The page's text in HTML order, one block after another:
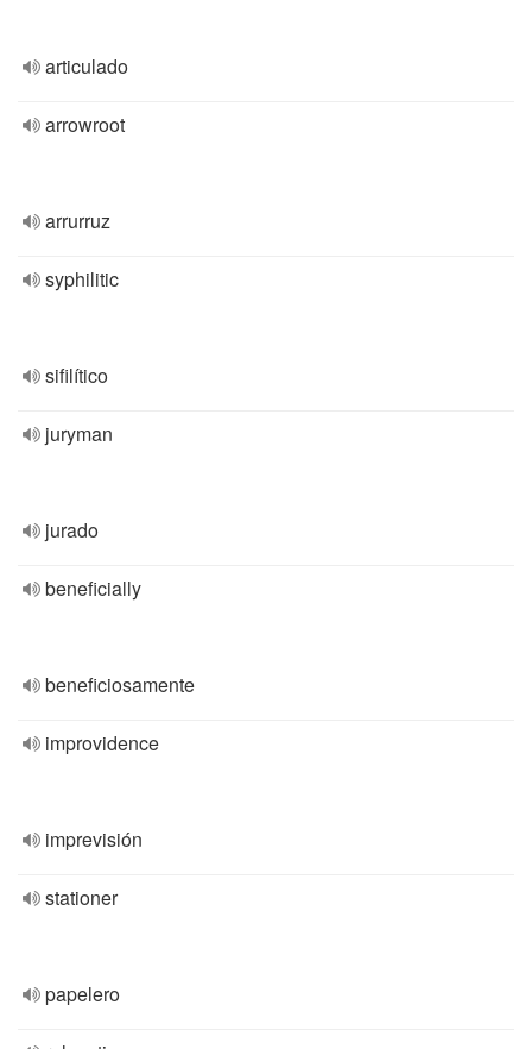
articulado
arrowroot
arrurruz
syphilitic
sifilítico
juryman
jurado
beneficially
beneficiosamente
improvidence
imprevisión
stationer
papelero